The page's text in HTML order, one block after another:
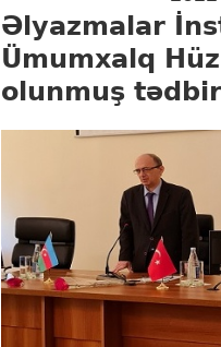
Əlyazmalar
Ümumxalq
olunmuş